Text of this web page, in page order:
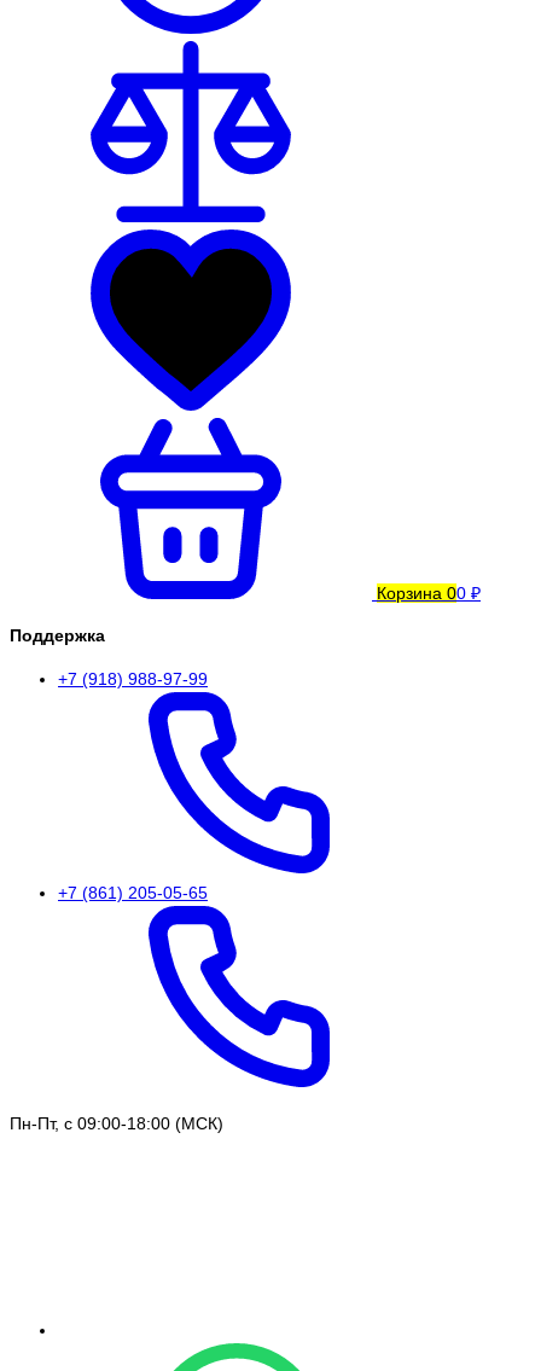
Корзина 00 ₽
Поддержка
+7 (918) 988-97-99
+7 (861) 205-05-65
Пн-Пт, с 09:00-18:00 (МСК)